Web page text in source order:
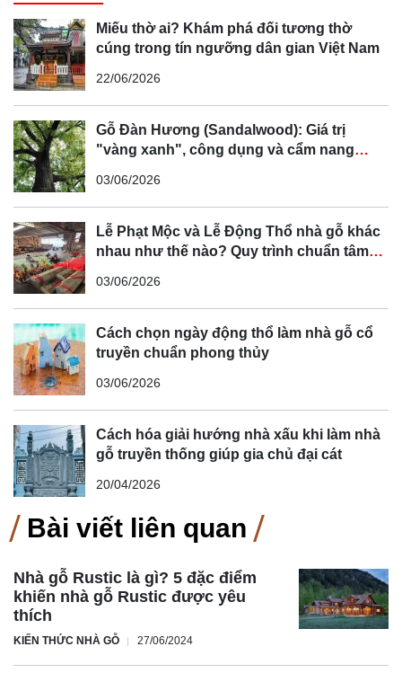
Miếu thờ ai? Khám phá đối tương thờ
cúng trong tín ngưỡng dân gian Việt Nam
22/06/2026
Gỗ Đàn Hương (Sandalwood): Giá trị
"vàng xanh", công dụng và cẩm nang
03/06/2026
Lễ Phạt Mộc và Lễ Động Thổ nhà gỗ khác
nhau như thế nào? Quy trình chuẩn tâm
03/06/2026
Cách chọn ngày động thổ làm nhà gỗ cổ
truyền chuẩn phong thủy
03/06/2026
Cách hóa giải hướng nhà xấu khi làm nhà
gỗ truyền thống giúp gia chủ đại cát
20/04/2026
Bài viết liên quan
Nhà gỗ Rustic là gì? 5 đặc điểm
khiến nhà gỗ Rustic được yêu
thích
KIẾN THỨC NHÀ GỖ 27/06/2024